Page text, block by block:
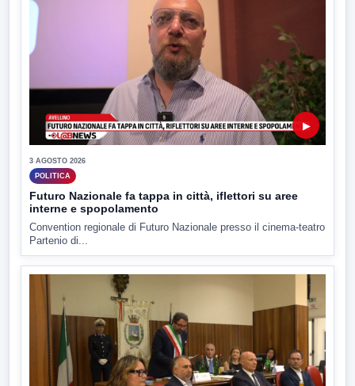
▶
3 AGOSTO 2026
POLITICA
Futuro Nazionale fa tappa in città, iflettori su aree
interne e spopolamento
Convention regionale di Futuro Nazionale presso il cinema-teatro
Partenio di...